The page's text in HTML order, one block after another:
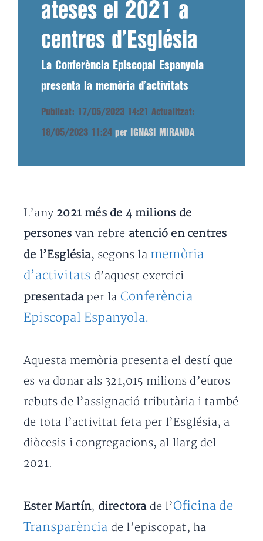
ateses el 2021 a
centres d’Església
La Conferència Episcopal Espanyola
presenta la memòria d’activitats
Publicat: 17/05/2023 14:21 Actualitzat:
18/05/2023 11:24 per IGNASI MIRANDA
L’any2021 més de 4 milions de
persones van rebre atenció en centres
de l’Església, segons la memòria
d’activitats d’aquest exercici
presentadaper la Conferència
Episcopal Espanyola.
Aquesta memòria presenta el destí que
es va donar als 321,015 milions d’euros
rebuts de l’assignació tributària i també
de tota l’activitat feta per l’Església, a
diòcesis i congregacions, al llarg del
2021.
Ester Martín, directora de l’Oficina de
Transparència de l’episcopat, ha